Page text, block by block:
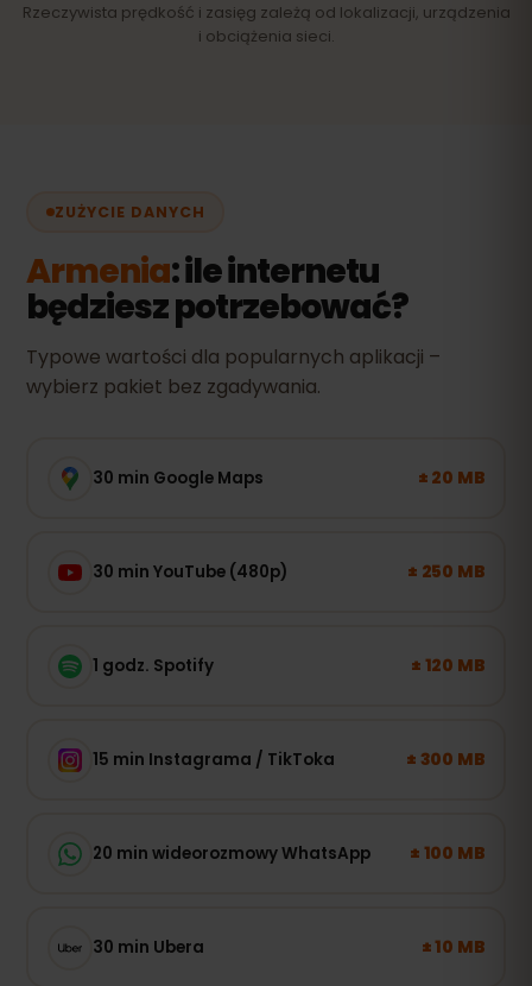
Rzeczywista prędkość i zasięg zależą od lokalizacji, urządzenia
i obciążenia sieci.
ZUŻYCIE DANYCH
Armenia: ile internetu
będziesz potrzebować?
Typowe wartości dla popularnych aplikacji –
wybierz pakiet bez zgadywania.
30 min Google Maps ± 20 MB
30 min YouTube (480p) ± 250 MB
1 godz. Spotify ± 120 MB
15 min Instagrama / TikToka ± 300 MB
20 min wideorozmowy WhatsApp ± 100 MB
30 min Ubera ± 10 MB